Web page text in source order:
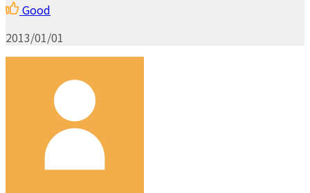
Good
2013/01/01